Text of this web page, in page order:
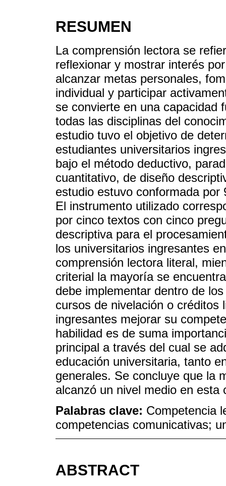
RESUMEN
La comprensión lectora se
reflexionar y mostrar interés
alcanzar metas personales,
individual y participar
se convierte en una capacidad
todas las disciplinas del
estudio tuvo el objetivo de
estudiantes universitarios
bajo el método deductivo,
cuantitativo, de diseño
estudio estuvo conformada
El instrumento utilizado
por cinco textos con cinco
descriptiva para el
los universitarios ingresantes
comprensión lectora literal,
criterial la mayoría se
debe implementar dentro de
cursos de nivelación o créditos
ingresantes mejorar su
habilidad es de suma
principal a través del cual se
educación universitaria, tanto
generales. Se concluye que la
alcanzó un nivel medio en esta
Palabras clave: Competencia
competencias comunicativas;
ABSTRACT